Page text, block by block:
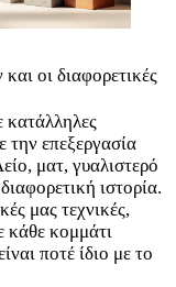
οι διαφορετικές
κατάλληλες
την επεξεργασία
ματ, γυαλιστερό
ιστορία.
μας τεχνικές,
κάθε κομμάτι
ποτέ ίδιο με το